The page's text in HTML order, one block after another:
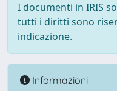
I documenti in IRIS
tutti i diritti sono
indicazione.
Informazioni